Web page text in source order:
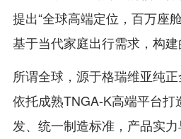
提出“全球高端定位，百万座
基于当代家庭出行需求，构建
所谓全球，源于格瑞维亚纯
依托成熟TNGA-K高端平台
发、统一制造标准，产品实